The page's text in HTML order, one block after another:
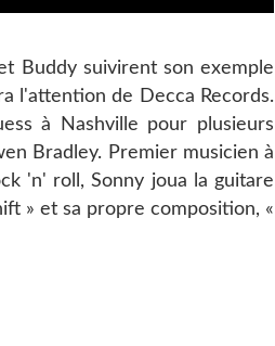
Buddy suivirent son exemple
l'attention de Decca Records.
à Nashville pour plusieurs
Bradley. Premier musicien à
'n' roll, Sonny joua la guitare
» et sa propre composition, «